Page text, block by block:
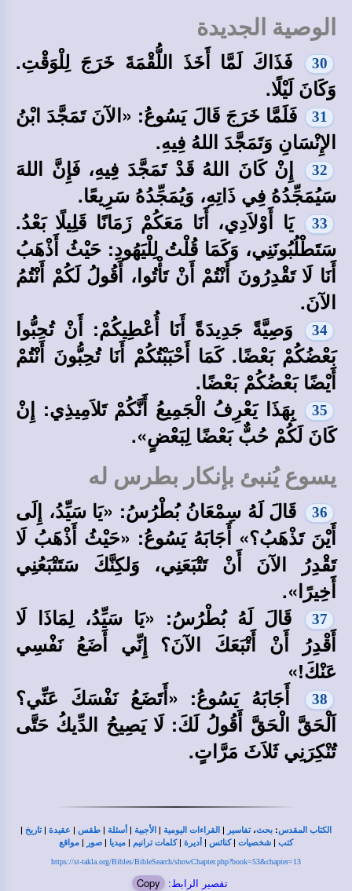
الوصية الجديدة
30
فَذَاكَ لَمَّا أَخَذَ اللُّقْمَةَ خَرَجَ لِلْوَقْتِ.
وَكَانَ لَيْلًا.
31
فَلَمَّا خَرَجَ قَالَ يَسُوعُ: «الآنَ تَمَجَّدَ ابْنُ
الإِنْسَانِ وَتَمَجَّدَ اللهُ فِيهِ.
32
إِنْ كَانَ اللهُ قَدْ تَمَجَّدَ فِيهِ، فَإِنَّ اللهَ
سَيُمَجِّدُهُ فِي ذَاتِهِ، وَيُمَجِّدُهُ سَرِيعًا.
33
يَا أَوْلاَدِي، أَنَا مَعَكُمْ زَمَانًا قَلِيلًا بَعْدُ.
سَتَطْلُبُونَنِي، وَكَمَا قُلْتُ لِلْيَهُودِ: حَيْثُ أَذْهَبُ
أَنَا لَا تَقْدِرُونَ أَنْتُمْ أَنْ تَأْتُوا، أَقُولُ لَكُمْ أَنْتُمُ
الآنَ.
34
وَصِيَّةً جَدِيدَةً أَنَا أُعْطِيكُمْ: أَنْ تُحِبُّوا
بَعْضُكُمْ بَعْضًا. كَمَا أَحْبَبْتُكُمْ أَنَا تُحِبُّونَ أَنْتُمْ
أَيْضًا بَعْضُكُمْ بَعْضًا.
35
بِهَذَا يَعْرِفُ الْجَمِيعُ أَنَّكُمْ تَلاَمِيذِي: إِنْ
كَانَ لَكُمْ حُبٌّ بَعْضًا لِبَعْضٍ».
يسوع يُنبئ بإنكار بطرس له
36
قَالَ لَهُ سِمْعَانُ بُطْرُسُ: «يَا سَيِّدُ، إِلَى
أَيْنَ تَذْهَبُ؟» أَجَابَهُ يَسُوعُ: «حَيْثُ أَذْهَبُ لَا
تَقْدِرُ الآنَ أَنْ تَتْبَعَنِي، وَلكِنَّكَ سَتَتْبَعُنِي
أَخِيرًا».
37
قَالَ لَهُ بُطْرُسُ: «يَا سَيِّدُ، لِمَاذَا لَا
أَقْدِرُ أَنْ أَتْبَعَكَ الآنَ؟ إِنِّي أَضَعُ نَفْسِي
عَنْكَ!»
38
أَجَابَهُ يَسُوعُ: «أَتَضَعُ نَفْسَكَ عَنِّي؟
اَلْحَقَّ الْحَقَّ أَقُولُ لَكَ: لَا يَصِيحُ الدِّيكُ حَتَّى
تُنْكِرَنِي ثَلاَثَ مَرَّاتٍ.
الكتاب المقدس: بحث،تفاسير | القراءات اليومية | الأجبية | أسئلة | طقس | عقيدة |تاريخ |
كتب | شخصيات |كنائس | أديرة |كلمات ترانيم | ميديا | صور | مواقع
https://st-takla.org/Bibles/BibleSearch/showChapter.php?book=53&chapter=13
تقصير الرابط: Copy